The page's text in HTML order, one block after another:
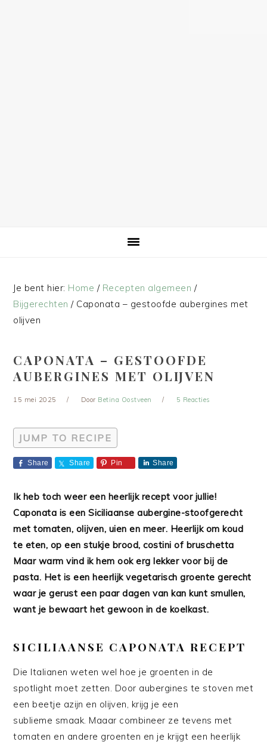
Je bent hier: Home / Recepten algemeen /
Bijgerechten /Caponata – gestoofde aubergines met
olijven
CAPONATA – GESTOOFDE
AUBERGINES MET OLIJVEN
15 mei 2025 Door Betina Oostveen 5 Reacties
JUMP TO RECIPE
Share Share Pin Share
Ik heb toch weer een heerlijk recept voor jullie!
Caponata is een Siciliaanse aubergine-stoofgerecht
met tomaten, olijven, uien en meer. Heerlijk om koud
te eten, op een stukje brood, costini of bruschetta
Maar warm vind ik hem ook erg lekker voor bij de
pasta. Het is een heerlijk vegetarisch groente gerecht
waar je gerust een paar dagen van kan kunt smullen,
want je bewaart het gewoon in de koelkast.
SICILIAANSE CAPONATA RECEPT
Die Italianen weten wel hoe je groenten in de
spotlight moet zetten. Door aubergines te stoven met
een beetje azijn en olijven, krijg je een
sublieme smaak. Maaar combineer ze tevens met
tomaten en andere groenten en je krijgt een heerlijk